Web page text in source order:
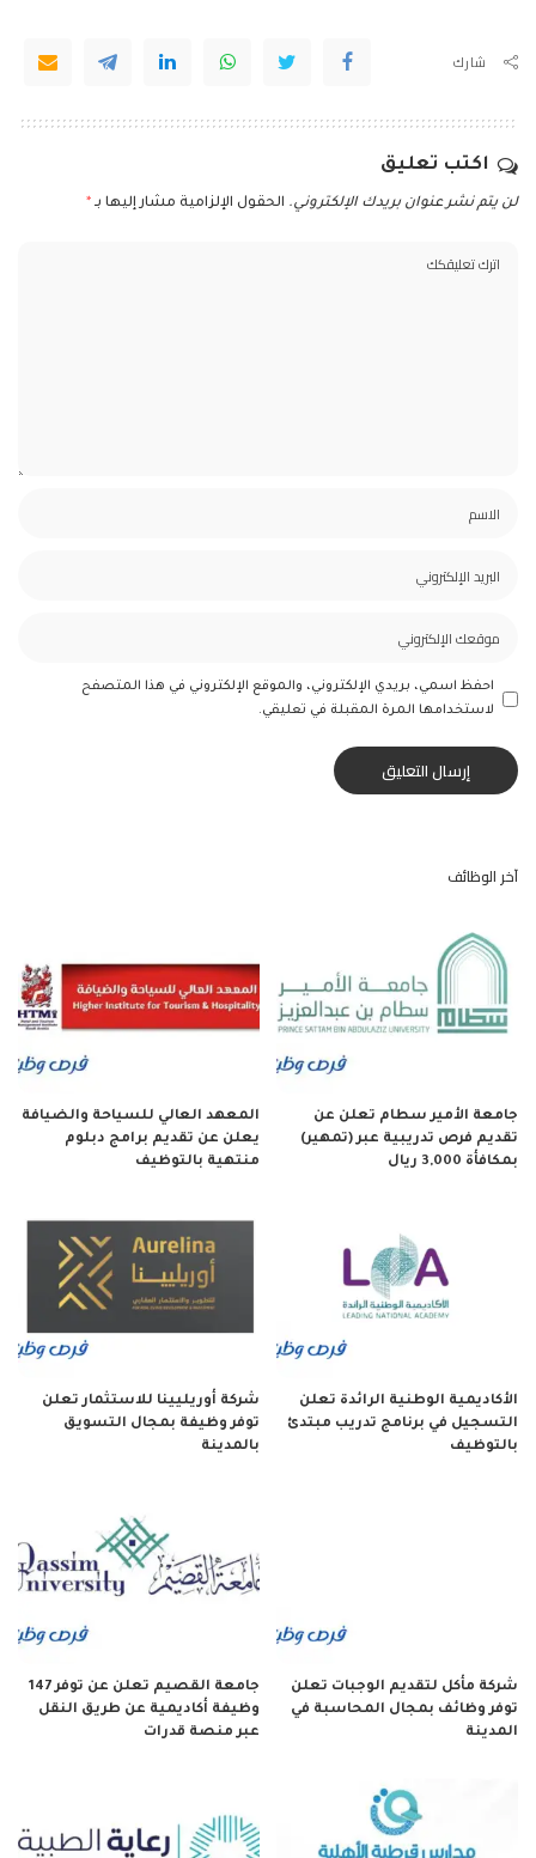
شارك
اكتب تعليق
لن يتم نشر عنوان بريدك الإلكتروني. الحقول الإلزامية مشار إليها بـ *
احفظ اسمي، بريدي الإلكتروني، والموقع الإلكتروني في هذا المتصفح
لاستخدامها المرة المقبلة في تعليقي.
آخر الوظائف
جامعة الأمير سطام تعلن عن
تقديم فرص تدريبية عبر (تمهير)
بمكافأة 3,000 ريال
المعهد العالي للسياحة والضيافة
يعلن عن تقديم برامج دبلوم
منتهية بالتوظيف
الأكاديمية الوطنية الرائدة تعلن
التسجيل في برنامج تدريب مبتدئ
بالتوظيف
شركة أوريليينا للاستثمار تعلن
توفر وظيفة بمجال التسويق
بالمدينة
شركة مأكل لتقديم الوجبات تعلن
توفر وظائف بمجال المحاسبة في
المدينة
جامعة القصيم تعلن عن توفر 147
وظيفة أكاديمية عن طريق النقل
عبر منصة قدرات